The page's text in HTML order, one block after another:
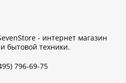
- интернет магазин
бытовой техники.
796-69-75